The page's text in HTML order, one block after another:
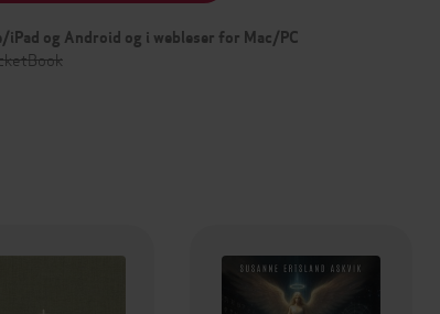
og Android og i webleser for Mac/PC